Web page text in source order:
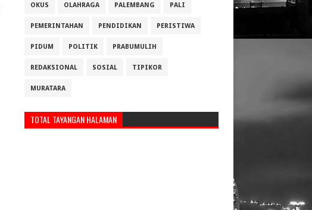
OKUS OLAHRAGA PALEMBANG PALI
PEMERINTAHAN PENDIDIKAN PERISTIWA
PIDUM POLITIK PRABUMULIH
REDAKSIONAL SOSIAL TIPIKOR
MURATARA
TOTAL TAYANGAN HALAMAN